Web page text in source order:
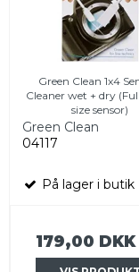
Green Clean 1x4
Cleaner wet + dry
size sensor)
Green Clean
04117
På lager i butik
179,00 DKK